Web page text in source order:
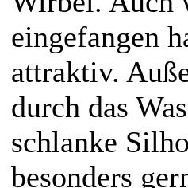
eingefangen
attraktiv.
durch das
schlanke
besonders